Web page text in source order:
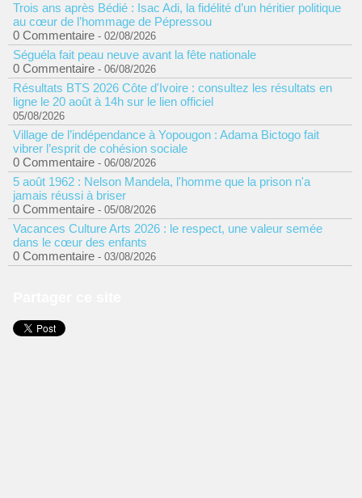
Trois ans après Bédié : Isac Adi, la fidélité d’un héritier politique
au cœur de l’hommage de Pépressou
0 Commentaire - 02/08/2026
Séguéla fait peau neuve avant la fête nationale
0 Commentaire - 06/08/2026
Résultats BTS 2026 Côte d'Ivoire : consultez les résultats en
ligne le 20 août à 14h sur le lien officiel
05/08/2026
Village de l’indépendance à Yopougon : Adama Bictogo fait
vibrer l’esprit de cohésion sociale
0 Commentaire - 06/08/2026
5 août 1962 : Nelson Mandela, l'homme que la prison n'a
jamais réussi à briser
0 Commentaire - 05/08/2026
Vacances Culture Arts 2026 : le respect, une valeur semée
dans le cœur des enfants
0 Commentaire - 03/08/2026